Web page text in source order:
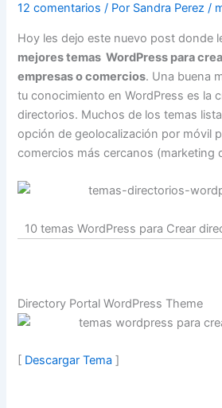
12 comentarios / Por Sandra Perez/
Hoy les dejo este nuevo post donde
mejores temas WordPress para
empresas o comercios. Una buena
tu conocimiento en WordPress es la
directorios. Muchos de los temas
opción de geolocalización por móvil
comercios más cercanos (marketing
10 temas WordPress para Crear
Directory Portal WordPress Theme
[ Descargar Tema ]